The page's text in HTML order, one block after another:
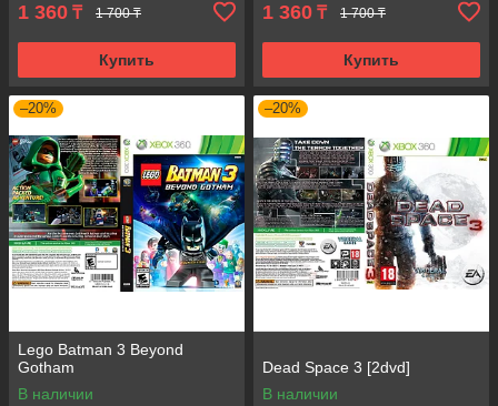
1 360 ₸ 1 700 ₸
Купить
1 360 ₸ 1 700 ₸
Купить
–20%
Lego Batman 3 Beyond
Gotham
В наличии
–20%
Dead Space 3 [2dvd]
В наличии